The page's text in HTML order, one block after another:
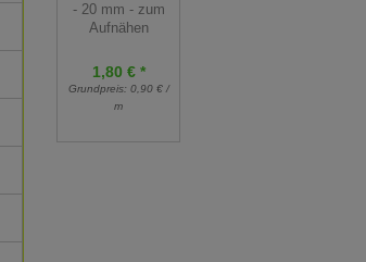
- 20 mm - zum
Aufnähen
1,80 € *
Grundpreis: 0,90 € /
m